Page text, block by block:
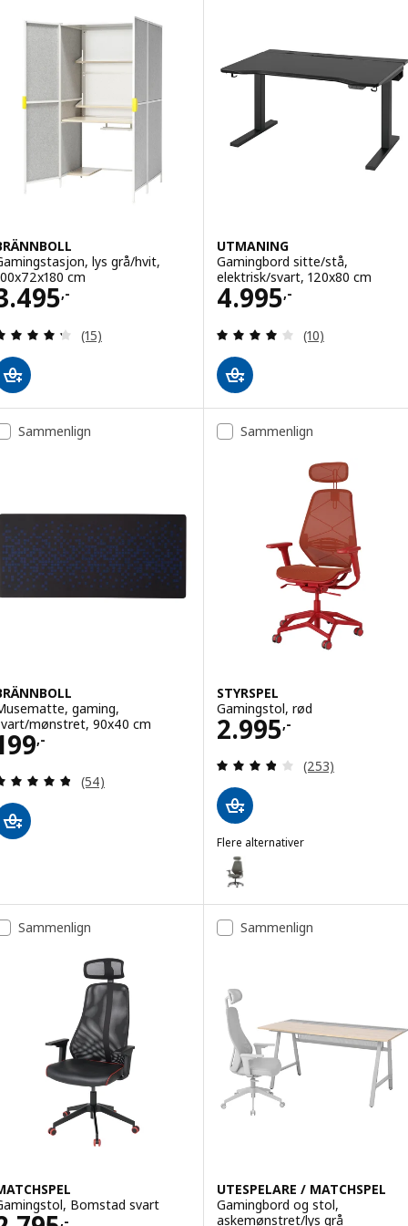
lys grå/hvit,
cm
,-
3495,-
Gjennomgang: 4.3 av 5 stjerner. Samlede
(15)
UTMANING
Gamingbord sitte/stå,
elektrisk/svart, 120x80 cm
4.995,-
Pris 4995,-
Gjennomgang:
(10)
Sammenlign
gaming,
mønstret, 90x40 cm
,-
199,-
Gjennomgang: 4.8 av 5 stjerner. Samlede
(54)
Sammenlign
STYRSPEL
Gamingstol, rød
2.995,-
Pris 2995,-
Gjennomgang:
(253)
Flere alternativer
STYRSPEL
Alternativ: STYRSPEL,
Sammenlign
Bomstad svart
,-
Sammenlign
UTESPELARE / MATCHSPEL
Gamingbord og stol,
askemønstret/lys grå